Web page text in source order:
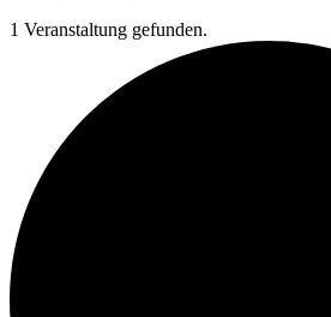
1 Veranstaltung gefunden.